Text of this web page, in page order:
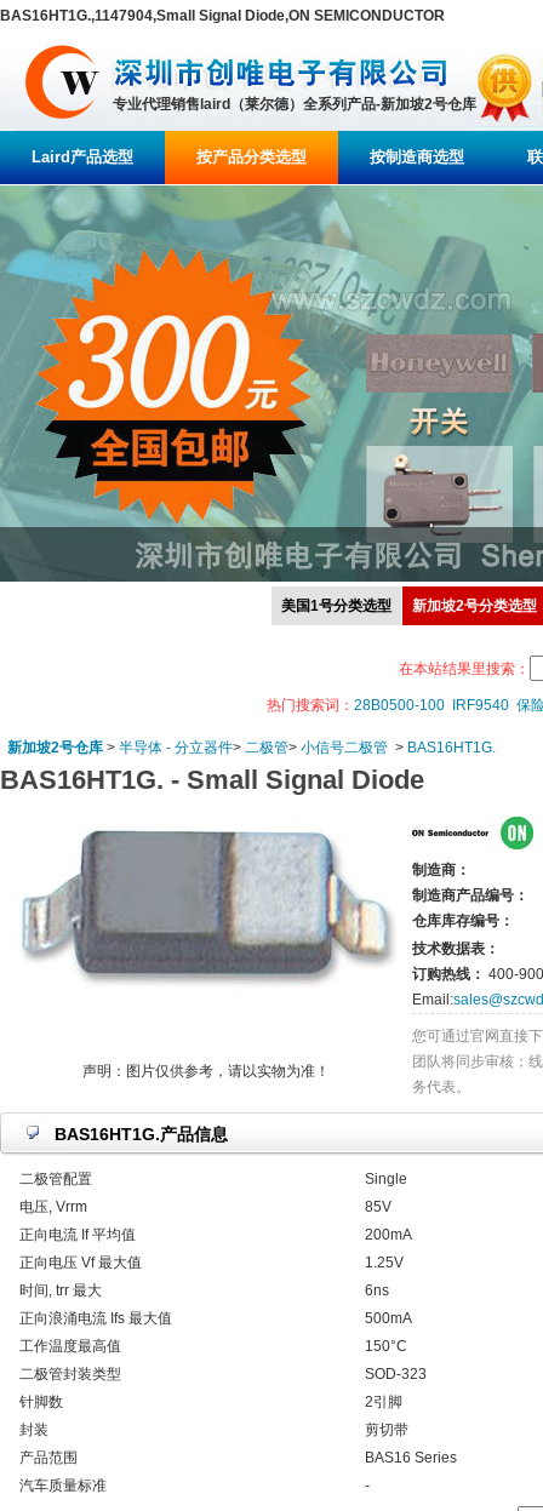
BAS16HT1G.,1147904,Small Signal Diode,ON SEMICONDUCTOR
专业代理销售laird（莱尔德）全系列产品-新加坡2号仓库
Laird产品选型 按产品分类选型 按制造商选型
美国1号分类选型 新加坡2号分类选型
在本站结果里搜索：
热门搜索词： 28B0500-100 IRF9540 保
新加坡2号仓库 > 半导体 - 分立器件> 二极管> 小信号二极管 > BAS16HT1G.
BAS16HT1G. - Small Signal Diode
声明：图片仅供参考，请以实物为准！
制造商：
制造商产品编号：
仓库库存编号：
技术数据表：
订购热线： 400-
Email:
您可通过官网直接
团队将同步审核；
务代表。
BAS16HT1G.产品信息
二极管配置
Single
电压, Vrrm
85V
正向电流 If 平均值
200mA
正向电压 Vf 最大值
1.25V
时间, trr 最大
6ns
正向浪涌电流 Ifs 最大值
500mA
工作温度最高值
150°C
二极管封装类型
SOD-323
针脚数
2引脚
封装
剪切带
产品范围
BAS16 Series
汽车质量标准
-